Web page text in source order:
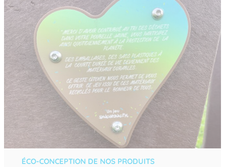
ÉCO-CONCEPTION DE NOS PRODUITS